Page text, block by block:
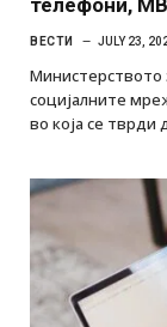
ВЕСТИ JULY 23,
Министерството
социјалните
во која се тврди